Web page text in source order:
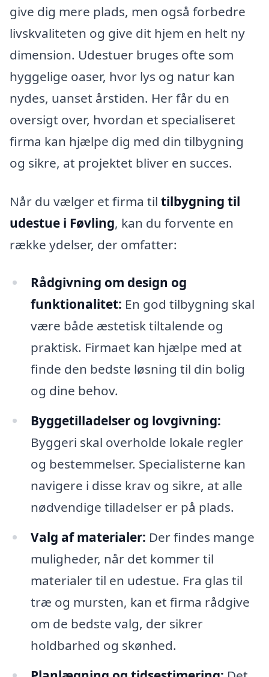
give dig mere plads, men også forbedre
livskvaliteten og give dit hjem en helt ny
dimension. Udestuer bruges ofte som
hyggelige oaser, hvor lys og natur kan
nydes, uanset årstiden. Her får du en
oversigt over, hvordan et specialiseret
firma kan hjælpe dig med din tilbygning
og sikre, at projektet bliver en succes.
Når du vælger et firma til tilbygning til
udestue i Føvling, kan du forvente en
række ydelser, der omfatter:
Rådgivning om design og
funktionalitet: En god tilbygning skal
være både æstetisk tiltalende og
praktisk. Firmaet kan hjælpe med at
finde den bedste løsning til din bolig
og dine behov.
Byggetilladelser og lovgivning:
Byggeri skal overholde lokale regler
og bestemmelser. Specialisterne kan
navigere i disse krav og sikre, at alle
nødvendige tilladelser er på plads.
Valg af materialer: Der findes mange
muligheder, når det kommer til
materialer til en udestue. Fra glas til
træ og mursten, kan et firma rådgive
om de bedste valg, der sikrer
holdbarhed og skønhed.